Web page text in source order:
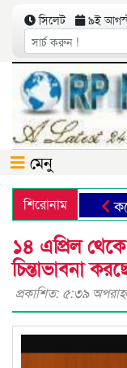
সিলেট ৯ই আগস্ট,
মেনু
শিরোনাম
১৪ এপ্রিল
চিন্তাভাবনা
প্রকাশিত: ৫:৩৯